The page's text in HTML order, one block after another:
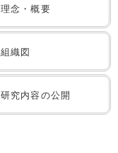
理念・概要
組織図
研究内容の公開